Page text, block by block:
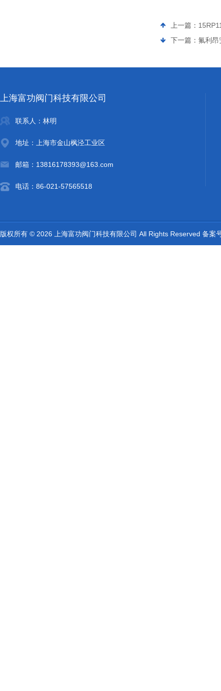
上一篇：
下一篇： 氟利昂
上海富功阀门科技有限公司
联系人：林明
地址：上海市金山枫泾工业区
邮箱：13816178393@163.com
电话：86-021-57565518
版权所有 © 2026 上海富功阀门科技有限公司 All Rights Reserved 备案